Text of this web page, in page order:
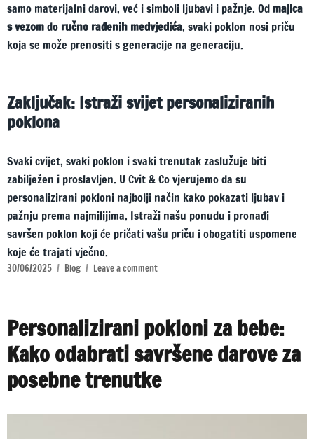
samo materijalni darovi, već i simboli ljubavi i pažnje. Od majica
s vezomdo ručno rađenih medvjedića, svaki poklon nosi priču
koja se može prenositi s generacije na generaciju.
Zaključak: Istraži svijet personaliziranih
poklona
Svaki cvijet, svaki poklon i svaki trenutak zaslužuje biti
zabilježen i proslavljen. U Cvit & Co vjerujemo da su
personalizirani pokloni najbolji način kako pokazati ljubav i
pažnju prema najmilijima. Istraži našu ponudu i pronađi
savršen poklon koji će pričati vašu priču i obogatiti uspomene
koje će trajati vječno.
30/06/2025 Blog Leave a comment
Personalizirani pokloni za bebe:
Kako odabrati savršene darove za
posebne trenutke